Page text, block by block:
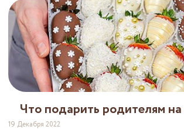
Что подарить родителям
19 Декабря 2022